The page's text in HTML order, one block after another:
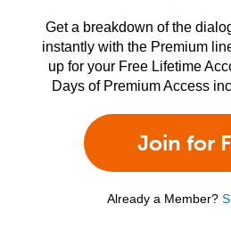
Get a breakdown of the
instantly with the Premium
up for your Free Lifetime
Days of Premium Access
Join for
Already a Member?